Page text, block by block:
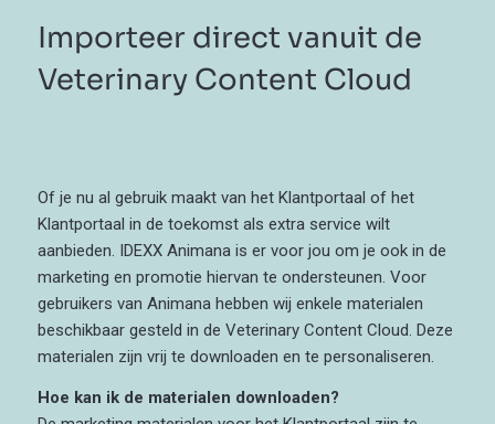
Importeer direct vanuit de
Veterinary Content Cloud
Of je nu al gebruik maakt van het Klantportaal of het
Klantportaal in de toekomst als extra service wilt
aanbieden. IDEXX Animana is er voor jou om je ook in de
marketing en promotie hiervan te ondersteunen. Voor
gebruikers van Animana hebben wij enkele materialen
beschikbaar gesteld in de Veterinary Content Cloud. Deze
materialen zijn vrij te downloaden en te personaliseren.
Hoe kan ik de materialen downloaden?